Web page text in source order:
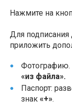
Нажмите на
Для подписания
приложить
Фотографию.
«из файла».
Паспорт:
знак «+».